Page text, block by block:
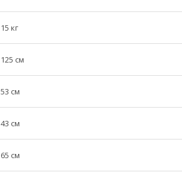
15 кг
125 см
53 см
43 см
65 см